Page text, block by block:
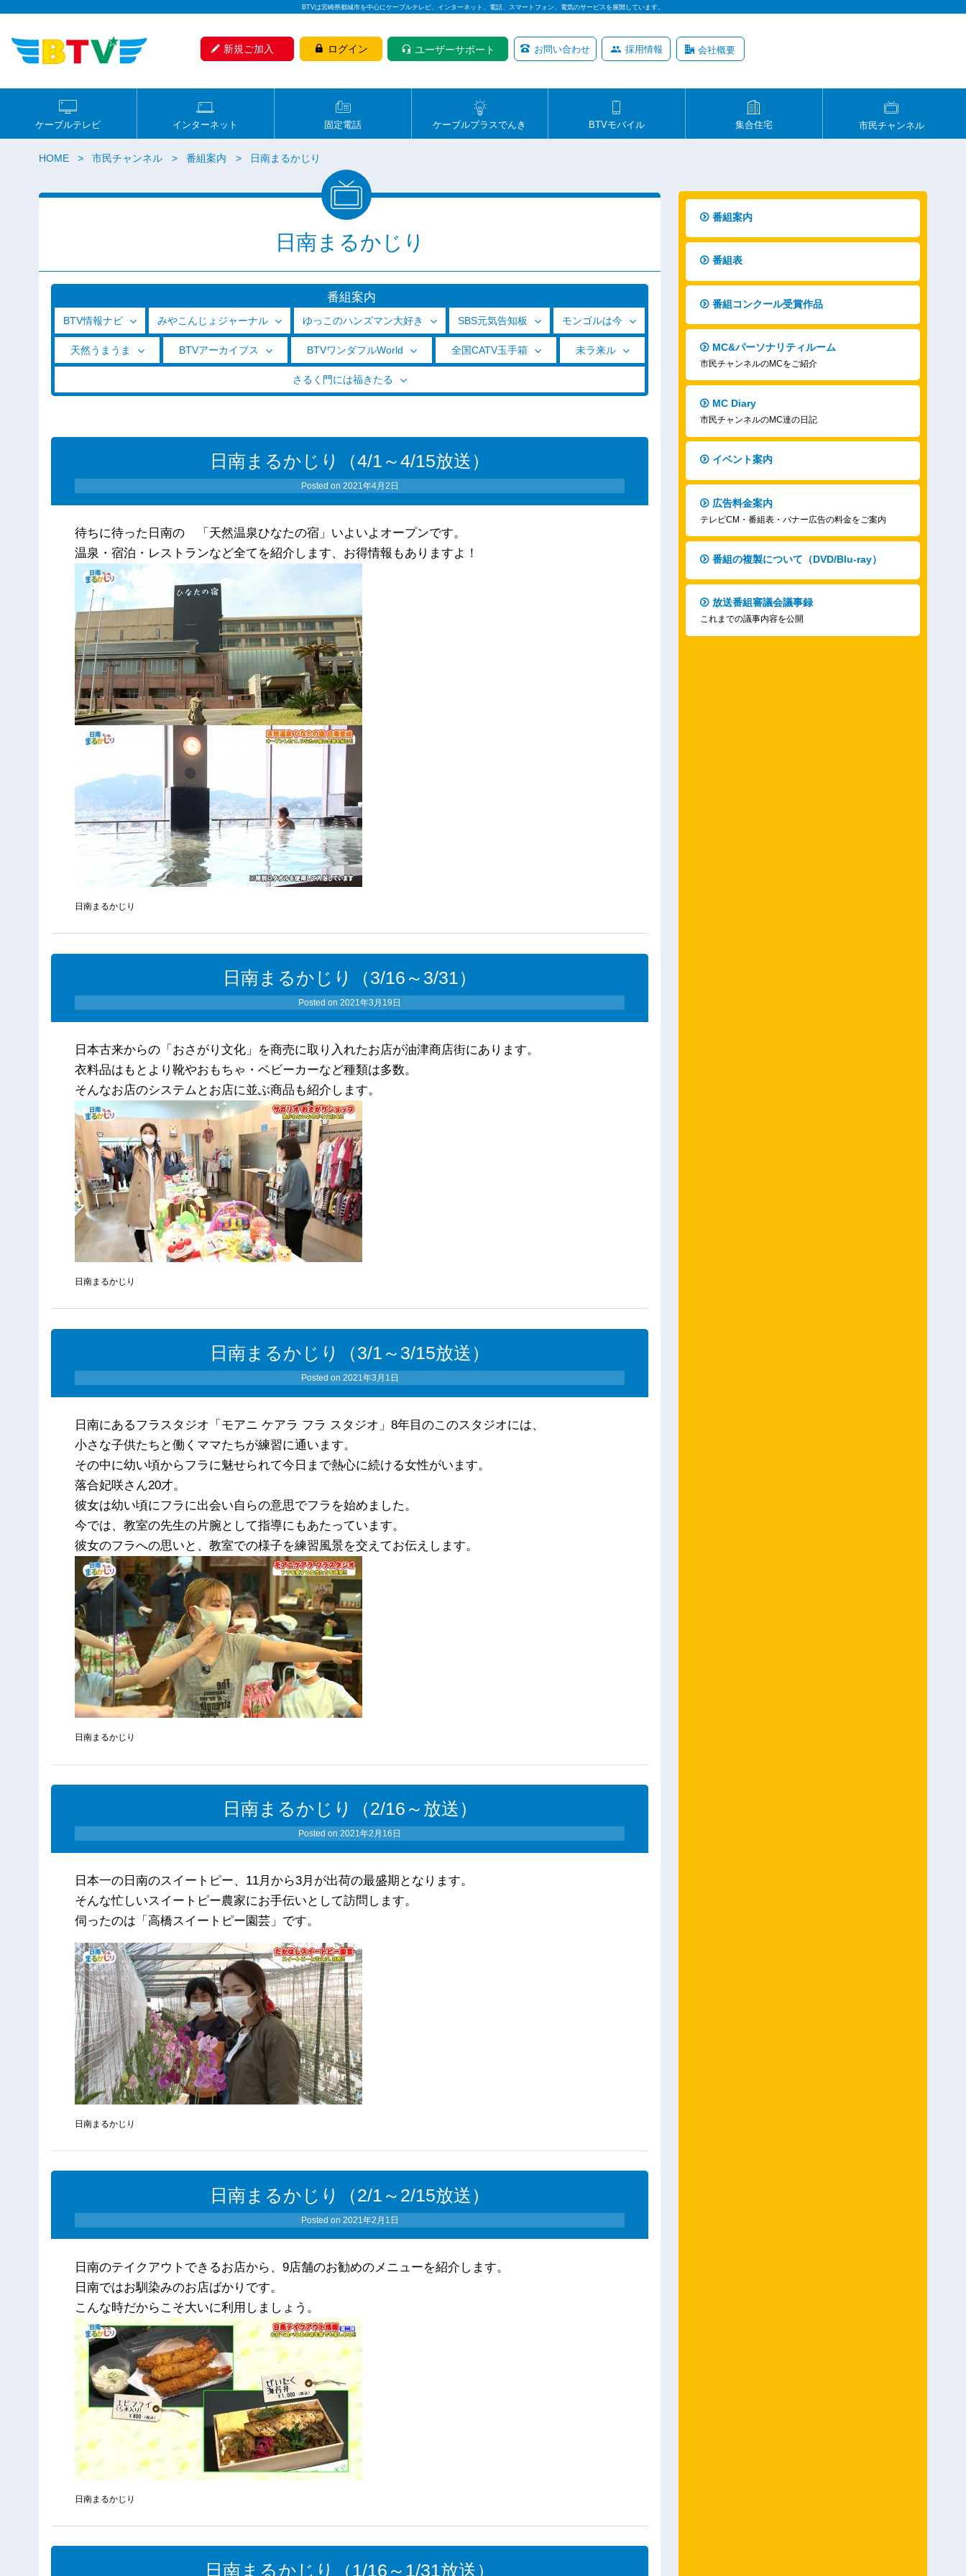
BTVは宮崎県都城市を中心にケーブルテレビ、インターネット、電話、スマートフォン、電気のサービスを展開しています。
新規ご加入 ログイン ユーザーサポート お問い合わせ 採用情報 会社概要
ケーブルテレビ インターネット 固定電話 ケーブルプラスでんき BTVモバイル 集合住宅 市民チャンネル
HOME 市民チャンネル 番組案内 日南まるかじり
日南まるかじり
番組案内
BTV情報ナビ みやこんじょジャーナル ゆっこのハンズマン大好き SBS元気告知板 モンゴルは今
天然うまうま BTVアーカイブス BTVワンダフルWorld 全国CATV玉手箱 未ラ来ル
さるく門には福きたる
日南まるかじり（4/1～4/15放送）
Posted on 2021年4月2日
待ちに待った日南の 「天然温泉ひなたの宿」いよいよオープンです。
温泉・宿泊・レストランなど全てを紹介します、お得情報もありますよ！
日南まるかじり
日南まるかじり（3/16～3/31）
Posted on2021年3月19日
日本古来からの「おさがり文化」を商売に取り入れたお店が油津商店街にあります。
衣料品はもとより靴やおもちゃ・ベビーカーなど種類は多数。
そんなお店のシステムとお店に並ぶ商品も紹介します。
日南まるかじり
日南まるかじり（3/1～3/15放送）
Posted on 2021年3月1日
日南にあるフラスタジオ「モアニ ケアラ フラ スタジオ」8年目のこのスタジオには、
小さな子供たちと働くママたちが練習に通います。
その中に幼い頃からフラに魅せられて今日まで熱心に続ける女性がいます。
落合妃咲さん20才。
彼女は幼い頃にフラに出会い自らの意思でフラを始めました。
今では、教室の先生の片腕として指導にもあたっています。
彼女のフラへの思いと、教室での様子を練習風景を交えてお伝えします。
日南まるかじり
日南まるかじり（2/16～放送）
Posted on2021年2月16日
日本一の日南のスイートピー、11月から3月が出荷の最盛期となります。
そんな忙しいスイートピー農家にお手伝いとして訪問します。
伺ったのは「高橋スイートピー園芸」です。
日南まるかじり
日南まるかじり（2/1～2/15放送）
Posted on 2021年2月1日
日南のテイクアウトできるお店から、9店舗のお勧めのメニューを紹介します。
日南ではお馴染みのお店ばかりです。
こんな時だからこそ大いに利用しましょう。
日南まるかじり
日南まるかじり（1/16～1/31放送）
番組案内
番組表
番組コンクール受賞作品
MC&パーソナリティルーム
市民チャンネルのMCをご紹介
MC Diary
市民チャンネルのMC達の日記
イベント案内
広告料金案内
テレビCM・番組表・バナー広告の料金をご案内
番組の複製について（DVD/Blu-ray）
放送番組審議会議事録
これまでの議事内容を公開